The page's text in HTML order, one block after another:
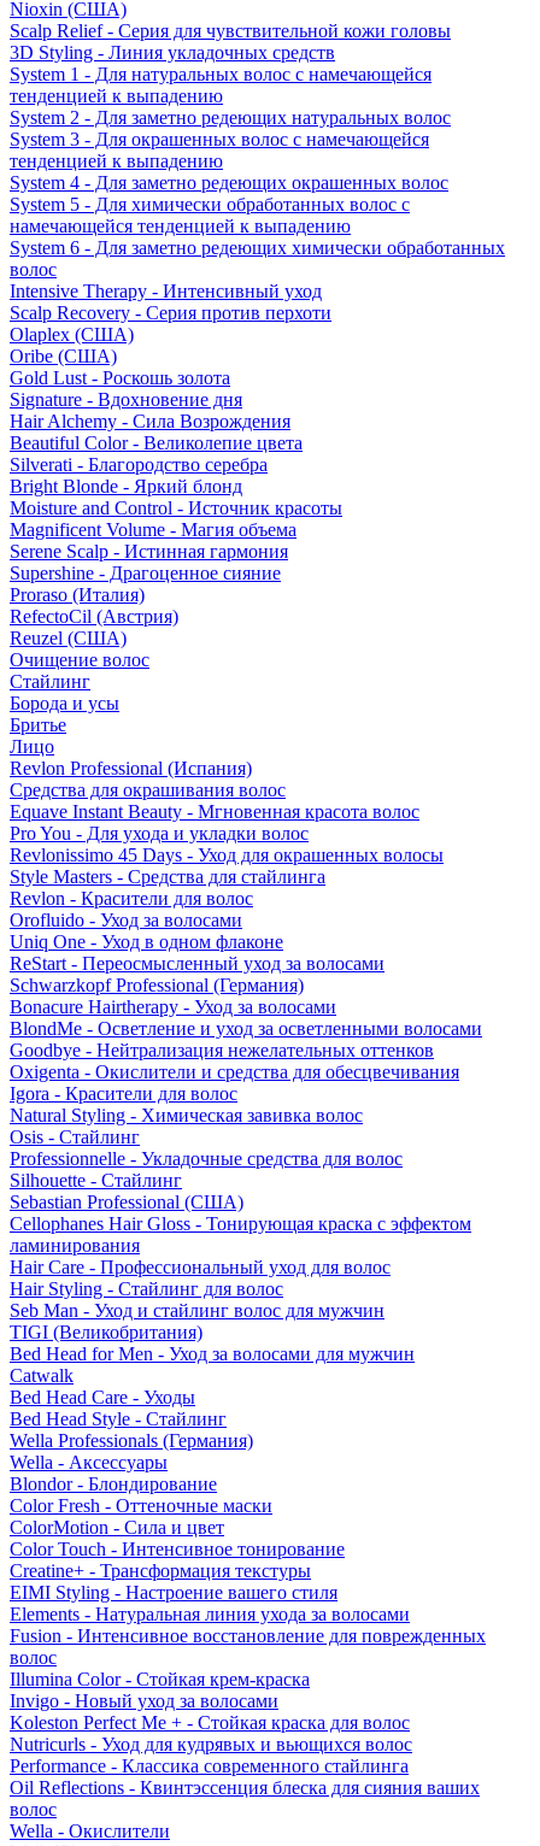
Nioxin (США)
Scalp Relief - Серия для чувствительной кожи головы
3D Styling - Линия укладочных средств
System 1 - Для натуральных волос с намечающейся
тенденцией к выпадению
System 2 - Для заметно редеющих натуральных волос
System 3 - Для окрашенных волос с намечающейся
тенденцией к выпадению
System 4 - Для заметно редеющих окрашенных волос
System 5 - Для химически обработанных волос с
намечающейся тенденцией к выпадению
System 6 - Для заметно редеющих химически обработанных
волос
Intensive Therapy - Интенсивный уход
Scalp Recovery - Серия против перхоти
Olaplex (США)
Oribe (США)
Gold Lust - Роскошь золота
Signature - Вдохновение дня
Hair Alchemy - Сила Возрождения
Beautiful Color - Великолепие цвета
Silverati - Благородство серебра
Bright Blonde - Яркий блонд
Moisture and Control - Источник красоты
Magnificent Volume - Магия объема
Serene Scalp - Истинная гармония
Supershine - Драгоценное сияние
Proraso (Италия)
RefectoCil (Австрия)
Reuzel (США)
Очищение волос
Стайлинг
Борода и усы
Бритье
Лицо
Revlon Professional (Испания)
Средства для окрашивания волос
Equave Instant Beauty - Мгновенная красота волос
Pro You - Для ухода и укладки волос
Revlonissimo 45 Days - Уход для окрашенных волосы
Style Masters - Средства для стайлинга
Revlon - Красители для волос
Orofluido - Уход за волосами
Uniq One - Уход в одном флаконе
ReStart - Переосмысленный уход за волосами
Schwarzkopf Professional (Германия)
Bonacure Hairtherapy - Уход за волосами
BlondMe - Осветление и уход за осветленными волосами
Goodbye - Нейтрализация нежелательных оттенков
Oxigenta - Окислители и средства для обесцвечивания
Igora - Красители для волос
Natural Styling - Химическая завивка волос
Osis - Стайлинг
Professionnelle - Укладочные средства для волос
Silhouette - Стайлинг
Sebastian Professional (США)
Cellophanes Hair Gloss - Тонирующая краска с эффектом
ламинирования
Hair Care - Профессиональный уход для волос
Hair Styling - Стайлинг для волос
Seb Man - Уход и стайлинг волос для мужчин
TIGI (Великобритания)
Bed Head for Men - Уход за волосами для мужчин
Catwalk
Bed Head Care - Уходы
Bed Head Style - Стайлинг
Wella Professionals (Германия)
Wella - Аксессуары
Blondor - Блондирование
Color Fresh - Оттеночные маски
ColorMotion - Сила и цвет
Color Touch - Интенсивное тонирование
Creatine+ - Трансформация текстуры
EIMI Styling - Настроение вашего стиля
Elements - Натуральная линия ухода за волосами
Fusion - Интенсивное восстановление для поврежденных
волос
Illumina Color - Стойкая крем-краска
Invigo - Новый уход за волосами
Koleston Perfect Me + - Стойкая краска для волос
Nutricurls - Уход для кудрявых и вьющихся волос
Performance - Классика современного стайлинга
Oil Reflections - Квинтэссенция блеска для сияния ваших
волос
Wella - Окислители